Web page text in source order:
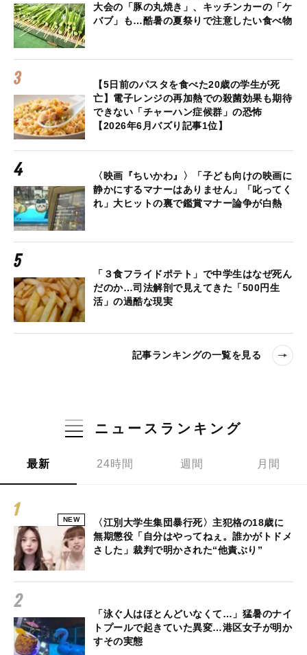
大会の「豚の丸焼き」、キッチンカーの「ケ
バブ」も…酷暑の夏祭りで注意したい食べ物
【5日前のパスタを食べた20歳の学生が死
亡】電子レンジの再加熱での殺菌効果も期待
できない「チャーハン症候群」の恐怖
【2026年6月バズり記事1位】
〈映画『ちいかわ』〉「子ども向けの映画に
静かにするマナーはありません」「叱ってく
れ」大ヒットの裏で鑑賞マナー論争が白熱
「３食フライドポテト」で中学生はなぜ死ん
だのか…司法解剖で見えてきた「500円生
活」の過酷な現実
記事ランキングの一覧を見る
ニュースランキング
最新 24時間 週間 月間
NEW
〈江別大学生集団暴行死〉主犯格の18歳に
無期懲役「自分はやってねぇ。誰かがトドメ
さした」裁判で明かされた“他責ぶり”
「泳ぐ人はほとんどいなくて…」猛暑のナイ
トプールで起きていた異変…港区女子が明か
すその実態